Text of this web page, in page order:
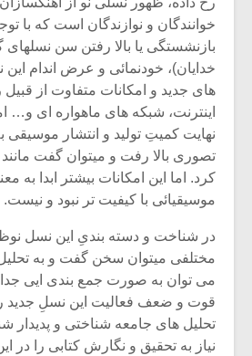
خوانندگان و نوازندگان است که با
بازنشستگی یا بالا رفتن سن
خدایان)، خودنمائی و عرض اندام این
های جدید و امکانات متفاوت از قبیل
اینترنت، شبکه های ماهواره ای و…
نهایت کمیتِ تولید و انتشار موسیقی
تصوری بالا رفت و میتوان گفت
کرد. اما این امکانات بیشتر ابدا به
موسیقیائی با کیفیت تر نبود و نیست.
در شناخت و دسته بندیِ این نسل
مختلفی میتوان سخن گفت و به
می توان به صورت جمع بندی ایی
قوت و ضعف فعالیت این نسلِ جدید
تحلیل های جامعه شناختی و پدیدار
نیاز به تحقیق و نگارش کتابی را در